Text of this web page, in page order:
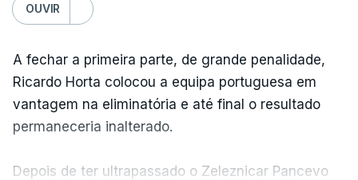
OUVIR
A fechar a primeira parte, de grande penalidade,
Ricardo Horta colocou a equipa portuguesa em
vantagem na eliminatória e até final o resultado
permaneceria inalterado.
Depois de ter ultrapassado o Zeleznicar Pancevo